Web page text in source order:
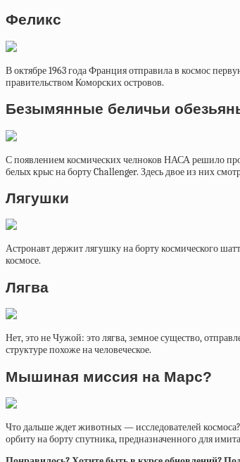
Феликс
В октябре 1963 года Франция отправила в космос
правительством Коморских островов.
Безымянные беличьи
С появлением космических челноков НАСА решило
белых крыс на борту Challenger. Здесь двое из них
Лягушки
Астронавт держит лягушку на борту космического
космосе.
Лягва
Нет, это не Чужой: это лягва, земное существо,
структуре похоже на человеческое.
Мышиная миссия на Марс?
Что дальше ждет животных — исследователей
орбиту на борту спутника, предназначенного для